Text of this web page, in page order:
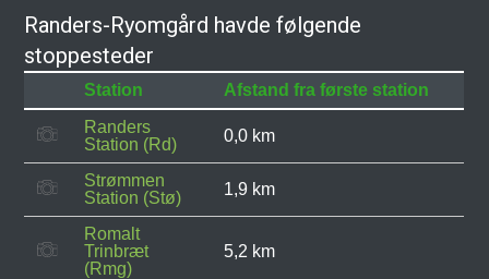
Randers-Ryomgård havde følgende
stoppesteder
Station
Afstand fra første station
Randers
Station (Rd)
0,0 km
Strømmen
Station (Stø)
1,9 km
Romalt
Trinbræt
(Rmg)
5,2 km